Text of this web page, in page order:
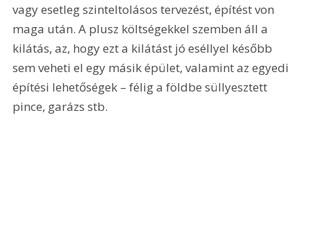
vagy esetleg szinteltolásos tervezést, építést von
maga után. A plusz költségekkel szemben áll a
kilátás, az, hogy ezt a kilátást jó eséllyel később
sem veheti el egy másik épület, valamint az egyedi
építési lehetőségek – félig a földbe süllyesztett
pince, garázs stb.